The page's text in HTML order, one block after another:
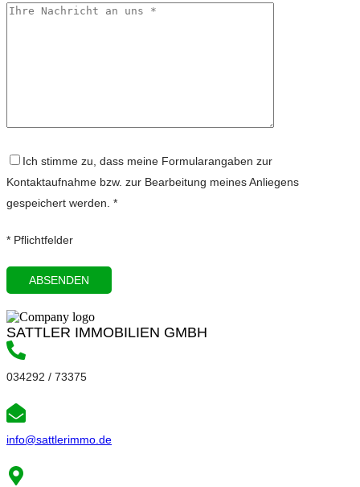
Ich stimme zu, dass meine Formularangaben zur
Kontaktaufnahme bzw. zur Bearbeitung meines Anliegens
gespeichert werden. *
* Pflichtfelder
SATTLER IMMOBILIEN GMBH
034292 / 73375
info@sattlerimmo.de